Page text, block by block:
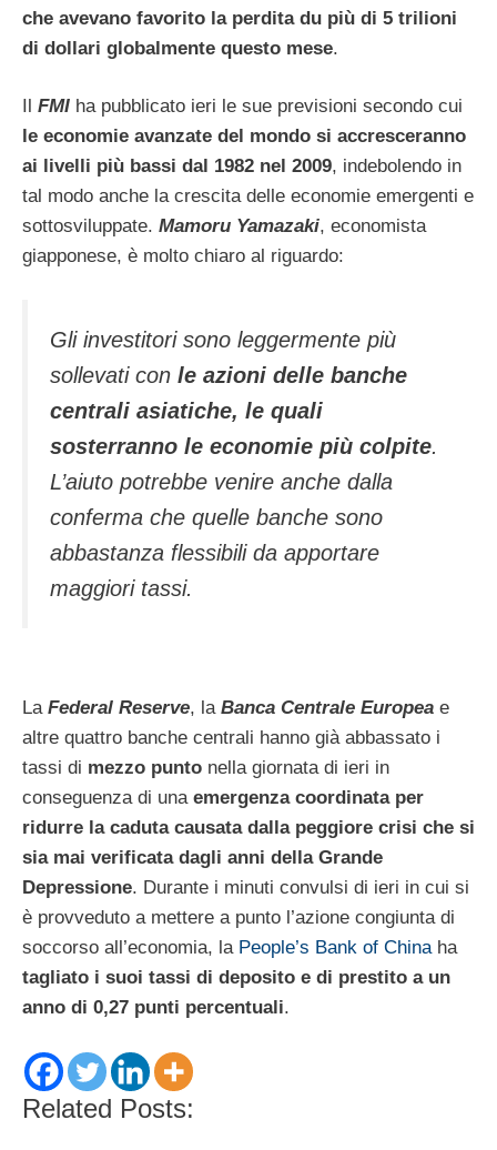
che avevano favorito la perdita du più di 5 trilioni
di dollari globalmente questo mese.
FMI ha pubblicato ieri le sue previsioni secondo cui
le economie avanzate del mondo si accresceranno
ai livelli più bassi dal 1982 nel 2009, indebolendo in
tal modo anche la crescita delle economie emergenti e
sottosviluppate. Mamoru Yamazaki, economista
giapponese, è molto chiaro al riguardo:
Gli investitori sono leggermente più
sollevati con le azioni delle banche
centrali asiatiche, le quali
sosterranno le economie più colpite.
L’aiuto potrebbe venire anche dalla
conferma che quelle banche sono
abbastanza flessibili da apportare
maggiori tassi.
La Federal Reserve, la Banca Centrale Europea e
altre quattro banche centrali hanno già abbassato i
tassi di mezzo punto nella giornata di ieri in
conseguenza di una emergenza coordinata per
ridurre la caduta causata dalla peggiore crisi che si
sia mai verificata dagli anni della Grande
Depressione. Durante i minuti convulsi di ieri in cui si
è provveduto a mettere a punto l’azione congiunta di
soccorso all’economia, la People’s Bank of China ha
tagliato i suoi tassi di deposito e di prestito a un
anno di 0,27 punti percentuali.
Related Posts: